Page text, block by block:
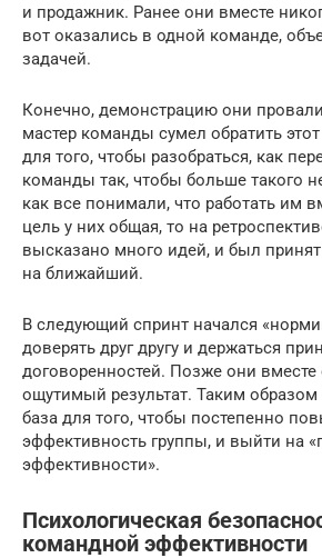
и продажник. Ранее они вместе
вот оказались в одной команде,
задачей.
Конечно, демонстрацию они
мастер команды сумел обратить
для того, чтобы разобраться, как
команды так, чтобы больше такого
как все понимали, что работать им
цель у них общая, то на
высказано много идей, и был
на ближайший.
В следующий спринт начался
доверять друг другу и держаться
договоренностей. Позже они вместе
ощутимый результат. Таким
база для того, чтобы постепенно
эффективность группы, и выйти на
эффективности».
Психологическая
командной эффективности